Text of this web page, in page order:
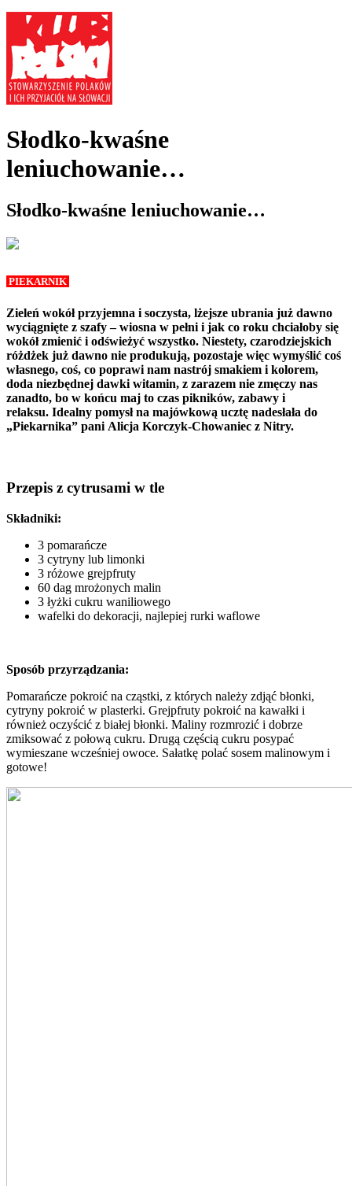
Słodko-kwaśne
leniuchowanie…
Słodko-kwaśne leniuchowanie…
PIEKARNIK
Zieleń wokół przyjemna i soczysta, lżejsze ubrania już dawno
wyciągnięte z szafy – wiosna w pełni i jak co roku chciałoby się
wokół zmienić i odświeżyć wszystko. Niestety, czarodziejskich
różdżek już dawno nie produkują, pozostaje więc wymyślić coś
własnego, coś, co poprawi nam nastrój smakiem i kolorem,
doda niezbędnej dawki witamin, z zarazem nie zmęczy nas
zanadto, bo w końcu maj to czas pikników, zabawy i
relaksu. Idealny pomysł na majówkową ucztę nadesłała do
„Piekarnika” pani Alicja Korczyk-Chowaniec z Nitry.
Przepis z cytrusami w tle
Składniki:
3 pomarańcze
3 cytryny lub limonki
3 różowe grejpfruty
60 dag mrożonych malin
3 łyżki cukru waniliowego
wafelki do dekoracji, najlepiej rurki waflowe
Sposób przyrządzania:
Pomarańcze pokroić na cząstki, z których należy zdjąć błonki,
cytryny pokroić w plasterki. Grejpfruty pokroić na kawałki i
również oczyścić z białej błonki. Maliny rozmrozić i dobrze
zmiksować z połową cukru. Drugą częścią cukru posypać
wymieszane wcześniej owoce. Sałatkę polać sosem malinowym i
gotowe!